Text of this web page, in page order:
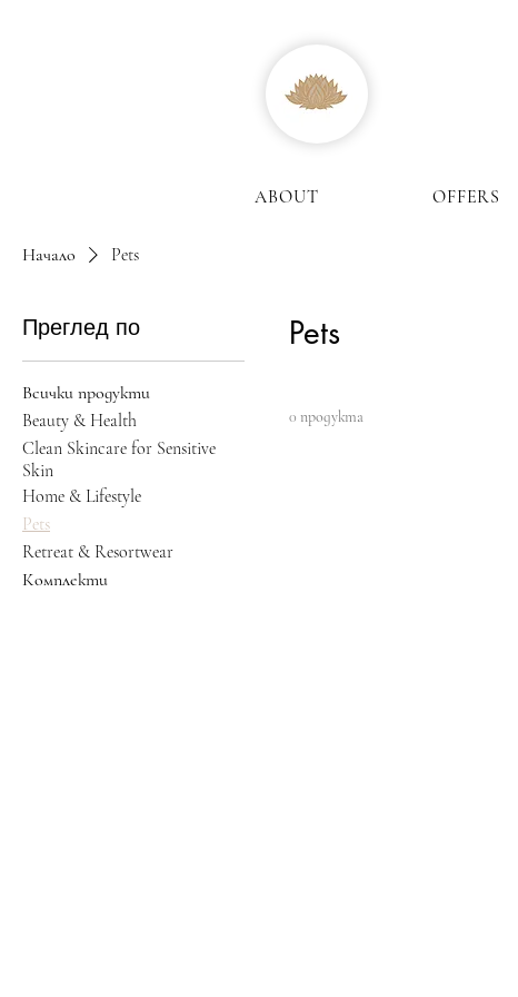
ABOUT OFFERS
Начало Pets
Преглед по
Всички продукти
Beauty & Health
Clean Skincare for Sensitive
Skin
Home & Lifestyle
Pets
Retreat & Resortwear
Комплекти
Pets
0 продукта